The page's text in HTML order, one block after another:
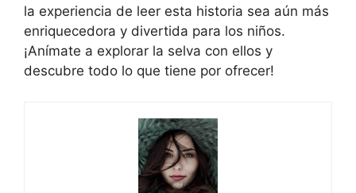
la experiencia de leer esta historia sea aún más
enriquecedora y divertida para los niños.
¡Anímate a explorar la selva con ellos y
descubre todo lo que tiene por ofrecer!